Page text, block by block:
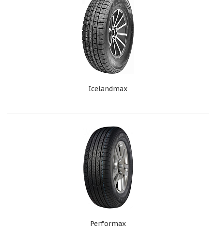
Icelandmax
Performax